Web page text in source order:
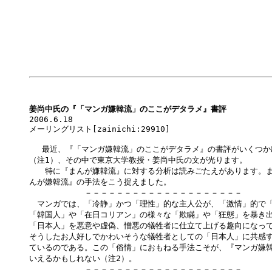
姜尚中氏の『「マンガ嫌韓流」のここがデタラメ』書評
2006.6.18
メーリングリスト[zainichi:29910]
最近、『「マンガ嫌韓流」のここがデタラメ』の書評がいくつか
（注1）、その中で東京大学教授・姜尚中氏の文が光ります。
特に『まんが嫌韓流』に対する分析は読みごたえがあります。
んが嫌韓流』の手法をこう捉えました。
－－－－－－－－－－－－－－－－－－－－
マンガでは、「冷静」かつ「理性」的な主人公が、「激情」的で
「韓国人」や「在日コリアン」の様々な「欺瞞」や「狂態」を暴き
「日本人」を悪意や虚偽、憎悪の犠牲者に仕立て上げる趣向になっ
そうしたお人好しでかわいそうな犠牲者としての「日本人」に共感
ているのである。この「俗情」におもねる手法こそが、『マンガ嫌
いえるかもしれない（注2）。
－－－－－－－－－－－－－－－－－－－－